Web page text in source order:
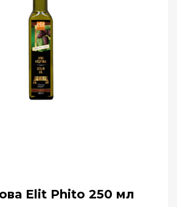
Elit Phito 250 мл